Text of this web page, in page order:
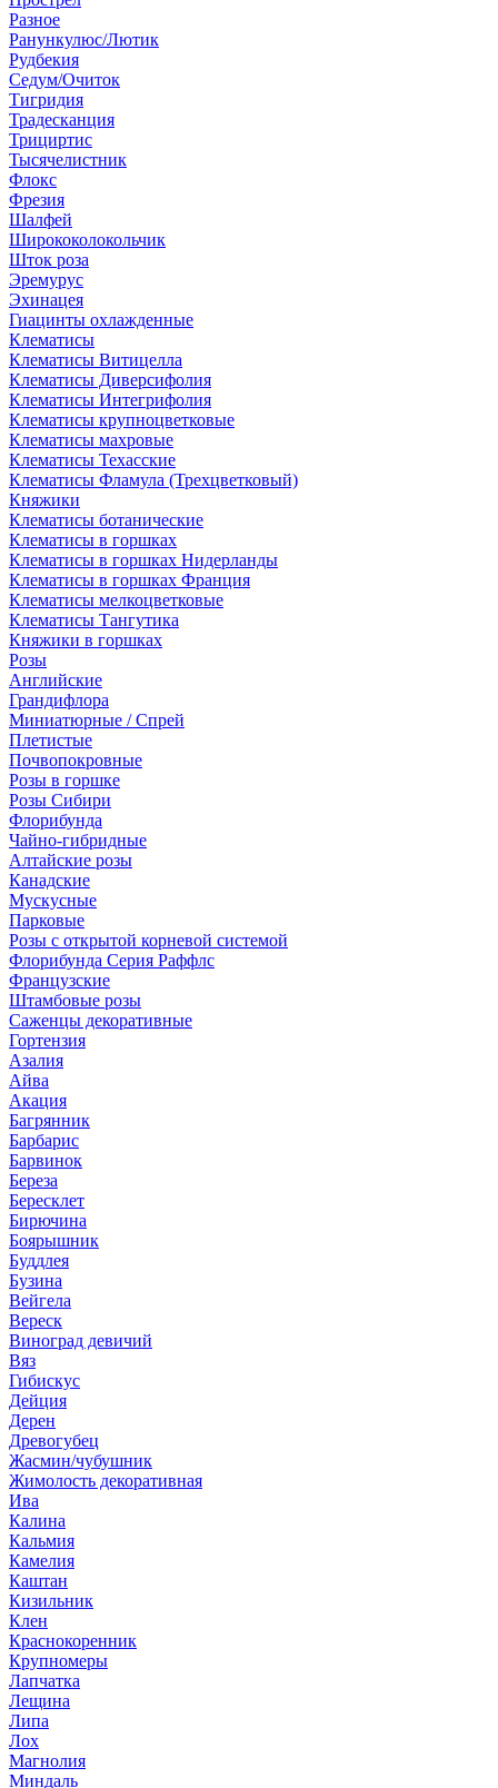
Разное
Ранункулюс/Лютик
Рудбекия
Седум/Очиток
Тигридия
Традесканция
Трициртис
Тысячелистник
Флокс
Фрезия
Шалфей
Ширококолокольчик
Шток роза
Эремурус
Эхинацея
Гиацинты охлажденные
Клематисы
Клематисы Витицелла
Клематисы Диверсифолия
Клематисы Интегрифолия
Клематисы крупноцветковые
Клематисы махровые
Клематисы Техасские
Клематисы Фламула (Трехцветковый)
Княжики
Клематисы ботанические
Клематисы в горшках
Клематисы в горшках Нидерланды
Клематисы в горшках Франция
Клематисы мелкоцветковые
Клематисы Тангутика
Княжики в горшках
Розы
Английские
Грандифлора
Миниатюрные / Спрей
Плетистые
Почвопокровные
Розы в горшке
Розы Сибири
Флорибунда
Чайно-гибридные
Алтайские розы
Канадские
Мускусные
Парковые
Розы с открытой корневой системой
Флорибунда Серия Раффлс
Французские
Штамбовые розы
Саженцы декоративные
Гортензия
Азалия
Айва
Акация
Багрянник
Барбарис
Барвинок
Береза
Бересклет
Бирючина
Боярышник
Буддлея
Бузина
Вейгела
Вереск
Виноград девичий
Вяз
Гибискус
Дейция
Дерен
Древогубец
Жасмин/чубушник
Жимолость декоративная
Ива
Калина
Кальмия
Камелия
Каштан
Кизильник
Клен
Краснокоренник
Крупномеры
Лапчатка
Лещина
Липа
Лох
Магнолия
Миндаль